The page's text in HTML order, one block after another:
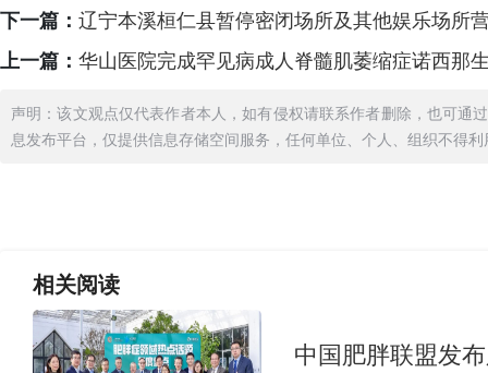
下一篇： 辽宁本溪桓仁县暂停密闭场所及其他娱乐场所
上一篇： 华山医院完成罕见病成人脊髓肌萎缩症诺西那
声明：该文观点仅代表作者本人，如有侵权请联系作者删除，也可通
息发布平台，仅提供信息存储空间服务，任何单位、个人、组织不得
相关阅读
中国肥胖联盟发